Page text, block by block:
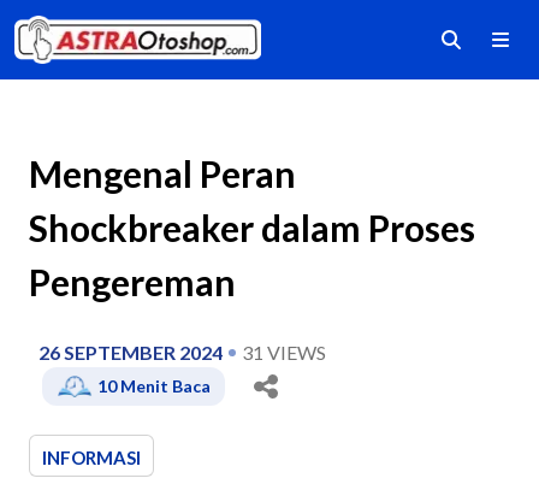
Mengenal Peran
Shockbreaker dalam Proses
Pengereman
26 SEPTEMBER 2024 31 VIEWS
10Menit Baca
INFORMASI